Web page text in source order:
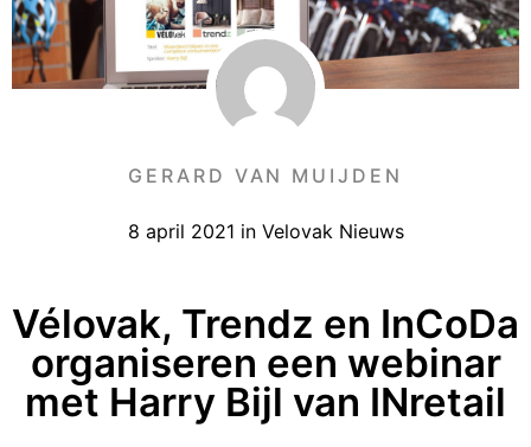
GERARD VAN MUIJDEN
8 april 2021 in Velovak Nieuws
Vélovak, Trendz en InCoDa
organiseren een webinar
met Harry Bijl van INretail